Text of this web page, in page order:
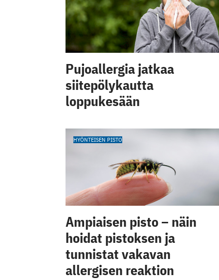
Pujoallergia jatkaa
siitepölykautta
loppukesään
HYÖNTEISEN PISTO
Ampiaisen pisto – näin
hoidat pistoksen ja
tunnistat vakavan
allergisen reaktion